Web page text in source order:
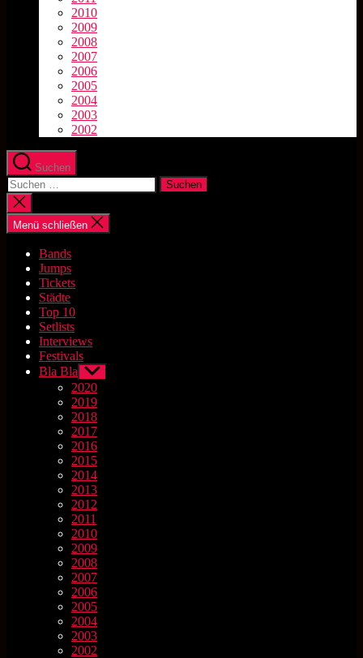
2010
2009
2008
2007
2006
2005
2004
2003
2002
Suchen
Suchen
nach:
Suche
schließen
Menü schließen
Bands
Jumps
Tickets
Städte
Top 10
Setlists
Interviews
Festivals
Bla Bla Untermenü
anzeigen
2020
2019
2018
2017
2016
2015
2014
2013
2012
2011
2010
2009
2008
2007
2006
2005
2004
2003
2002